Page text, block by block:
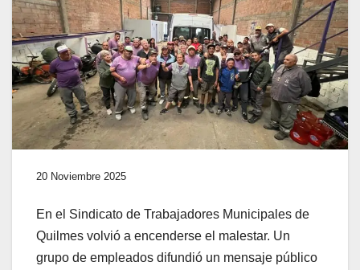
20 Noviembre 2025
En el Sindicato de Trabajadores Municipales de
Quilmes volvió a encenderse el malestar. Un
grupo de empleados difundió un mensaje público